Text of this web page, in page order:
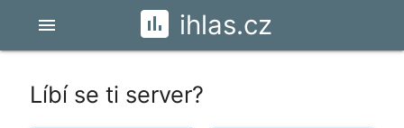
ihlas.cz
menu
Líbí se ti server?